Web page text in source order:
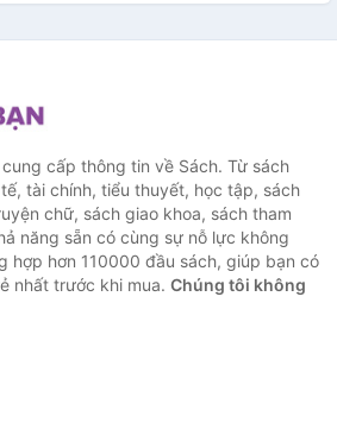
cấp thông tin về Sách. Từ sách
tài chính, tiểu thuyết, học tập, sách
chữ, sách giao khoa, sách tham
năng sẵn có cùng sự nỗ lực không
hợp hơn 110000 đầu sách, giúp bạn có
nhất trước khi mua. Chúng tôi không